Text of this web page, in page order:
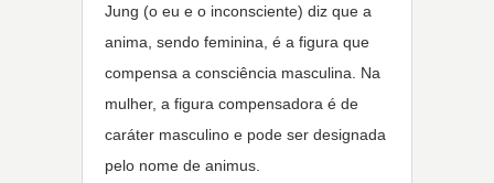
Jung (o eu e o inconsciente) diz que a
anima, sendo feminina, é a figura que
compensa a consciência masculina. Na
mulher, a figura compensadora é de
caráter masculino e pode ser designada
pelo nome de animus.